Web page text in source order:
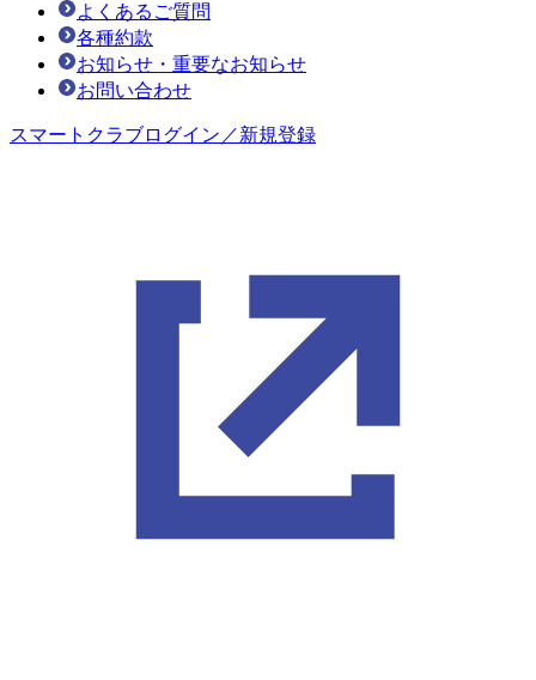
よくあるご質問
各種約款
お知らせ・重要なお知らせ
お問い合わせ
スマートクラブログイン／新規登録